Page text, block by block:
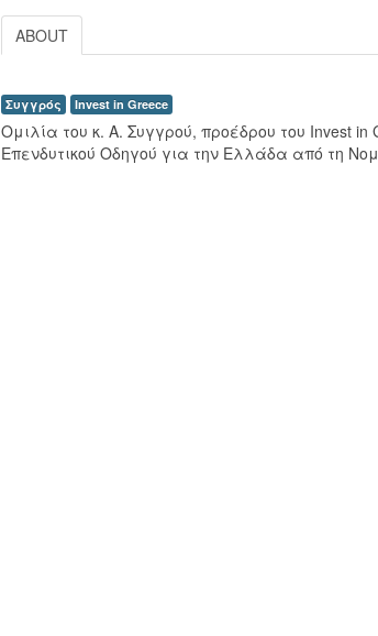
ABOUT
Συγγρός Invest in Greece
Ομιλία του κ. Α. Συγγρού, προέδρου του Invest in
Επενδυτικού Οδηγού για την Ελλάδα από τη